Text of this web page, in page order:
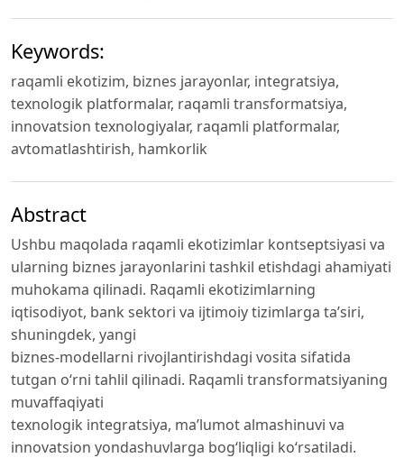
Keywords:
raqamli ekotizim, biznes jarayonlar, integratsiya,
texnologik platformalar, raqamli transformatsiya,
innovatsion texnologiyalar, raqamli platformalar,
avtomatlashtirish, hamkorlik
Abstract
Ushbu maqolada raqamli ekotizimlar kontseptsiyasi va
ularning biznes jarayonlarini tashkil etishdagi ahamiyati
muhokama qilinadi. Raqamli ekotizimlarning
iqtisodiyot, bank sektori va ijtimoiy tizimlarga ta’siri,
shuningdek, yangi
biznes-modellarni rivojlantirishdagi vosita sifatida
tutgan o‘rni tahlil qilinadi. Raqamli transformatsiyaning
muvaffaqiyati
texnologik integratsiya, ma’lumot almashinuvi va
innovatsion yondashuvlarga bog‘liqligi ko‘rsatiladi.